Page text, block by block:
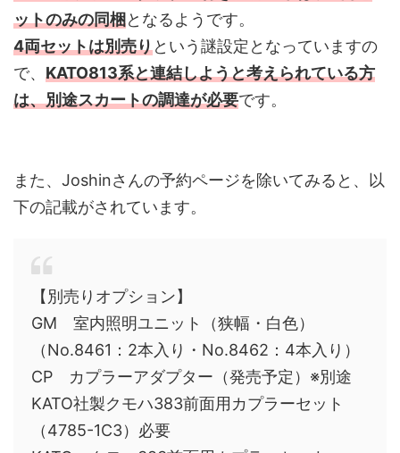
ットのみの同梱となるようです。
4両セットは別売りという謎設定となっていますの
で、 KATO813系と連結しようと考えられている方
は、別途スカートの調達が必要です。
また、Joshinさんの予約ページを除いてみると、以
下の記載がされています。
【別売りオプション】
GM 室内照明ユニット（狭幅・白色）
（No.8461：2本入り・No.8462：4本入り）
CP カプラーアダプター（発売予定）※別途
KATO社製クモハ383前面用カプラーセット
（4785-1C3）必要